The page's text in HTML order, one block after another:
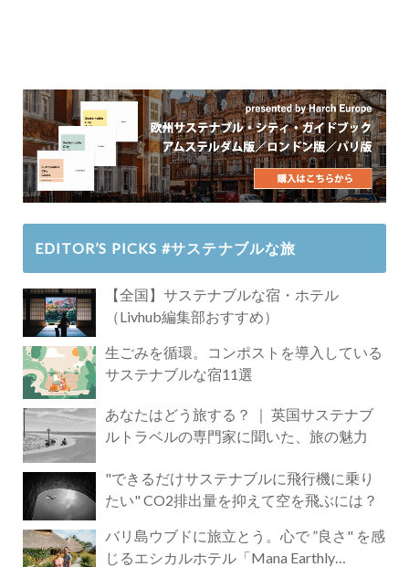
EDITOR’S PICKS #サステナブルな旅
【全国】サステナブルな宿・ホテル
（Livhub編集部おすすめ）
生ごみを循環。コンポストを導入している
サステナブルな宿11選
あなたはどう旅する？ ｜ 英国サステナブ
ルトラベルの専門家に聞いた、旅の魅力
"できるだけサステナブルに飛行機に乗り
たい" CO2排出量を抑えて空を飛ぶには？
バリ島ウブドに旅立とう。心で ”良さ" を感
じるエシカルホテル「Mana Earthly